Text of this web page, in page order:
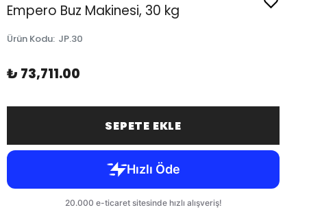
Empero Buz Makinesi, 30 kg
Ürün Kodu: JP.30
₺ 73,711.00
SEPETE EKLE